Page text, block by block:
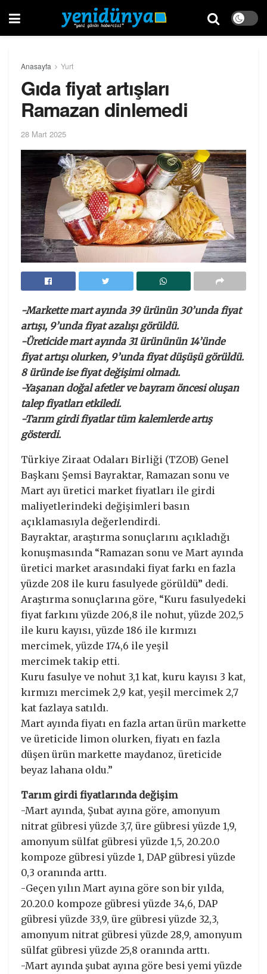
Anasayfa Yurt
Gıda fiyat artışları
Ramazan dinlemedi
28 Mart 2025
-Markette mart ayında 39 ürünün 30’unda fiyat
artışı, 9’unda fiyat azalışı görüldü.
-Üreticide mart ayında 31 ürününün 14’ünde
fiyat artışı olurken, 9’unda fiyat düşüşü görüldü.
8 üründe ise fiyat değişimi olmadı.
-Yaşanan doğal afetler ve bayram öncesi oluşan
talep fiyatları etkiledi.
-Tarım girdi fiyatlar tüm kalemlerde artış
gösterdi.
Türkiye Ziraat Odaları Birliği (TZOB) Genel
Başkanı Şemsi Bayraktar, Ramazan sonu ve
Mart ayı üretici market fiyatları ile girdi
maliyetlerindeki değişimleri basın
açıklamasıyla değerlendirdi.
Bayraktar, araştırma sonuçlarını açıkladığı
konuşmasında “Ramazan sonu ve Mart ayında
üretici market arasındaki fiyat farkı en fazla
yüzde 208 ile kuru fasulyede görüldü” dedi.
Araştırma sonuçlarına göre, “Kuru fasulyedeki
fiyat farkını yüzde 206,8 ile nohut, yüzde 202,5
ile kuru kayısı, yüzde 186 ile kırmızı
mercimek, yüzde 174,6 ile yeşil
mercimek takip etti.
Kuru fasulye ve nohut 3,1 kat, kuru kayısı 3 kat,
kırmızı mercimek 2,9 kat, yeşil mercimek 2,7
kat fazlaya satıldı.
Mart ayında fiyatı en fazla artan ürün markette
ve üreticide limon olurken, fiyatı en fazla
düşen ürün markette maydanoz, üreticide
beyaz lahana oldu.”
Tarım girdi fiyatlarında değişim
-Mart ayında, Şubat ayına göre, amonyum
nitrat gübresi yüzde 3,7, üre gübresi yüzde 1,9,
amonyum sülfat gübresi yüzde 1,5, 20.20.0
kompoze gübresi yüzde 1, DAP gübresi yüzde
0,3 oranında arttı.
-Geçen yılın Mart ayına göre son bir yılda,
20.20.0 kompoze gübresi yüzde 34,6, DAP
gübresi yüzde 33,9, üre gübresi yüzde 32,3,
amonyum nitrat gübresi yüzde 28,9, amonyum
sülfat gübresi yüzde 25,8 oranında arttı.
-Mart ayında şubat ayına göre besi yemi yüzde